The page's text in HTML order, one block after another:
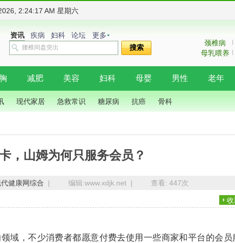
2:24:18 AM 星期六
资讯 疾病 妇科 论坛 更多
搜索
颈椎病
母乳喂养
减肥 美容 妇科 母婴 男性 老年
现代家居 急救常识 糖尿病 抗癌 骨科
，山姆为何只服务会员？
健康网综合 | 编辑:www.xdjk.net | 查看: 447次
域，不少消费者都愿意付费去使用一些商家和平台的会员